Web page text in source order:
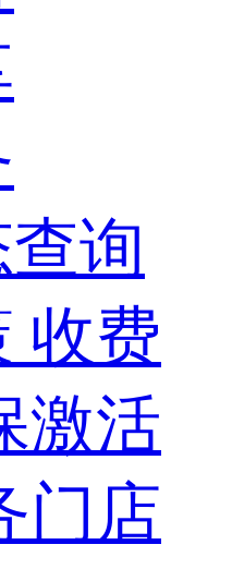
询
收费
激活
门店